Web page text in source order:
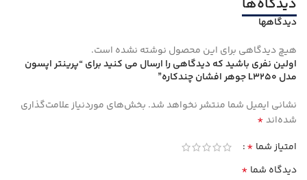
دیدگاه‌ها
دیدگاهها
هیچ دیدگاهی برای این محصول نوشته نشده است.
اولین نفری باشید که دیدگاهی را ارسال می کنید برای “پرینتر اپسون
مدل L3250 جوهر افشان چندکاره”
نشانی ایمیل شما منتشر نخواهد شد. بخش‌های موردنیاز علامت‌گذاری
شده‌اند*
امتیاز شما *
دیدگاه شما *